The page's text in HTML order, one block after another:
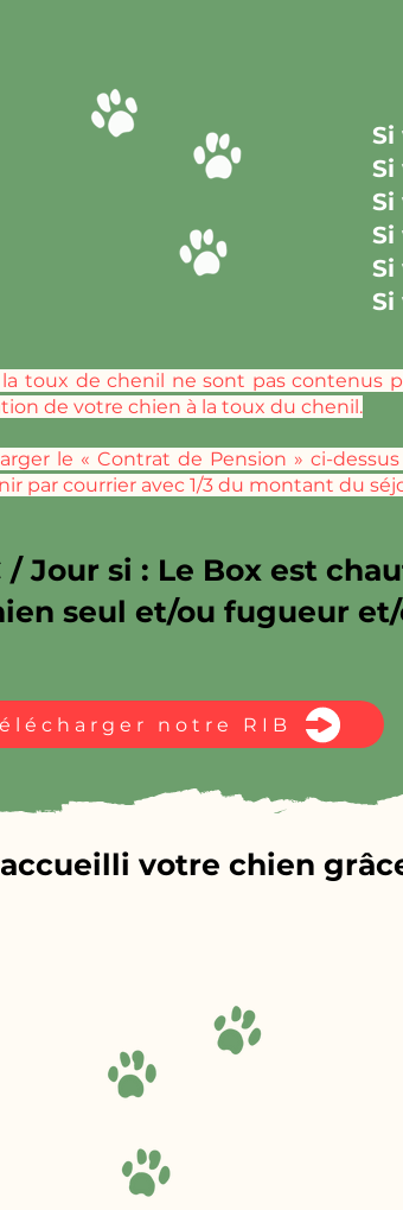
Si
Si
Si
Si
Si
Si
toux de chenil ne sont pas contenus
de votre chien à la toux du chenil.
le « Contrat de Pension » ci-
par courrier avec 1/3 du montant du
/ Jour si : Le Box est
seul et/ou fugueur
notre RIB
votre chien